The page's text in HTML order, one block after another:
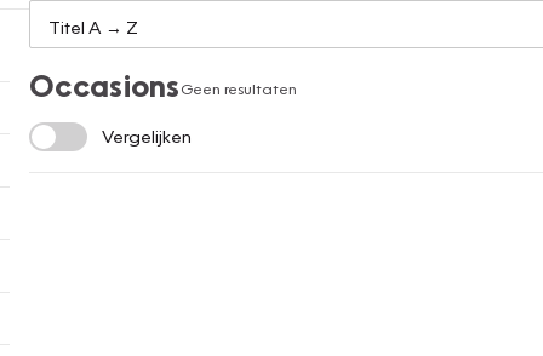
OccasionsGeen resultaten
Vergelijken